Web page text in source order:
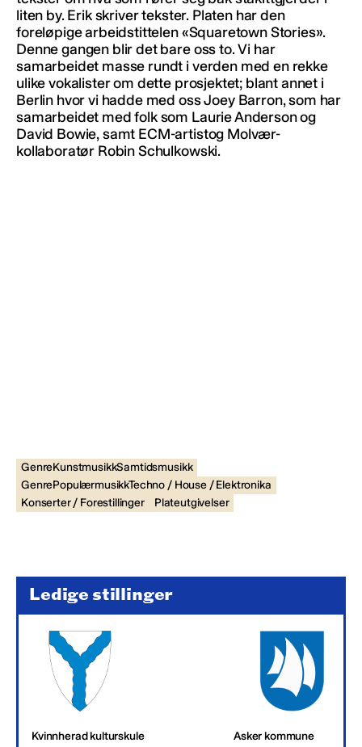
liten by. Erik skriver tekster. Platen har den
foreløpige arbeidstittelen «Squaretown Stories».
Denne gangen blir det bare oss to. Vi har
samarbeidet masse rundt i verden med en rekke
ulike vokalister om dette prosjektet; blant annet i
Berlin hvor vi hadde med oss Joey Barron, som har
samarbeidet med folk som Laurie Anderson og
David Bowie, samt ECM-artistog Molvær-
kollaboratør Robin Schulkowski.
GenreKunstmusikkSamtidsmusikk
GenrePopulærmusikkTechno / House / Elektronika
Konserter / Forestillinger
Plateutgivelser
Ledige stillinger
Kvinnherad kulturskule Asker kommune